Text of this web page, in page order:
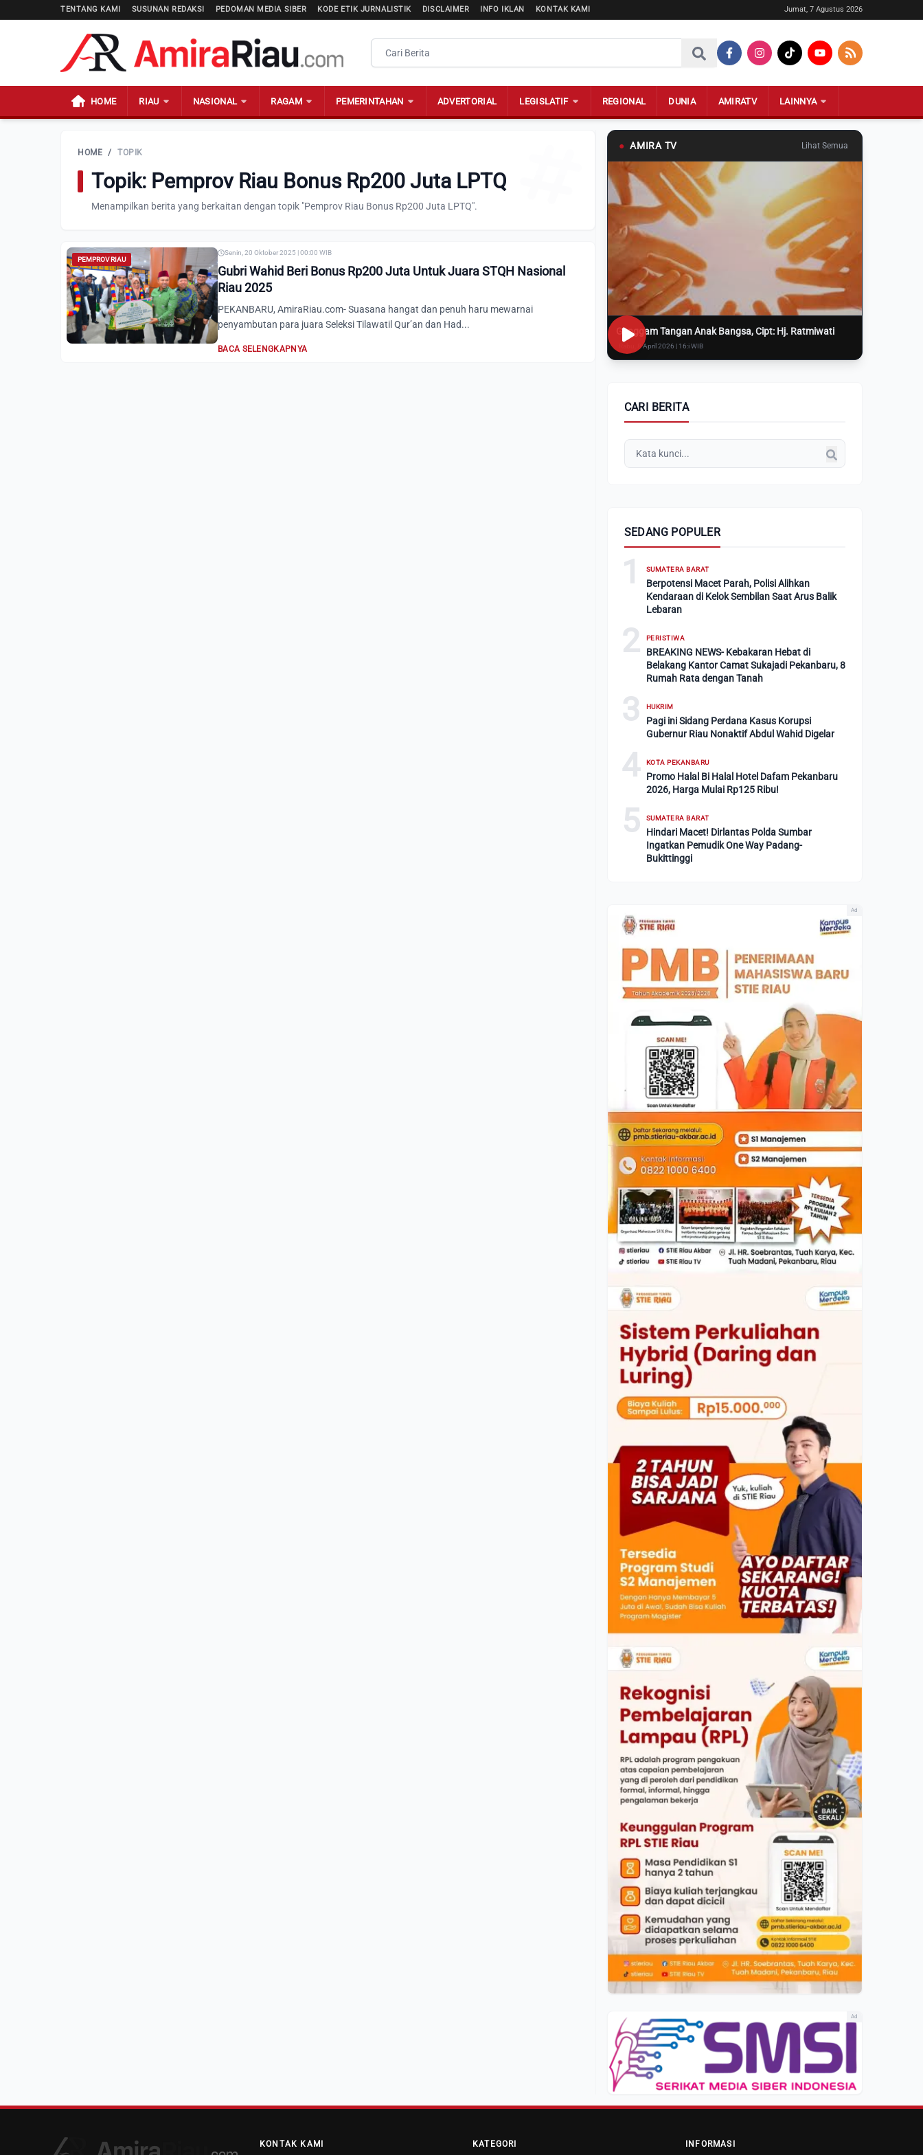
TENTANG KAMI SUSUNAN REDAKSI PEDOMAN MEDIA SIBER KODE ETIK JURNALISTIK DISCLAIMER INFO IKLAN KONTAK KAMI Jumat, 7 Agustus 2026
HOME RIAU NASIONAL RAGAM PEMERINTAHAN ADVERTORIAL LEGISLATIF REGIONAL DUNIA AMIRATV LAINNYA
HOME / TOPIK
Topik: Pemprov Riau Bonus Rp200 Juta LPTQ
Menampilkan berita yang berkaitan dengan topik "Pemprov Riau Bonus Rp200 Juta LPTQ".
PEMPROV RIAU
Senin, 20 Oktober 2025 | 00:00 WIB
Gubri Wahid Beri Bonus Rp200 Juta Untuk Juara STQH Nasional
Riau 2025
PEKANBARU, AmiraRiau.com- Suasana hangat dan penuh haru mewarnai
penyambutan para juara Seleksi Tilawatil Qur’an dan Had...
BACA SELENGKAPNYA
● AMIRA TV Lihat Semua
Genggam Tangan Anak Bangsa, Cipt: Hj. Ratmiwati
Rabu, 8 April 2026 | 16:i WIB
CARI BERITA
SEDANG POPULER
1 SUMATERA BARAT
Berpotensi Macet Parah, Polisi Alihkan
Kendaraan di Kelok Sembilan Saat Arus Balik
Lebaran
2 PERISTIWA
BREAKING NEWS- Kebakaran Hebat di
Belakang Kantor Camat Sukajadi Pekanbaru, 8
Rumah Rata dengan Tanah
3 HUKRIM
Pagi ini Sidang Perdana Kasus Korupsi
Gubernur Riau Nonaktif Abdul Wahid Digelar
4 KOTA PEKANBARU
Promo Halal Bi Halal Hotel Dafam Pekanbaru
2026, Harga Mulai Rp125 Ribu!
5 SUMATERA BARAT
Hindari Macet! Dirlantas Polda Sumbar
Ingatkan Pemudik One Way Padang-
Bukittinggi
Ad
Ad
KONTAK KAMI KATEGORI INFORMASI